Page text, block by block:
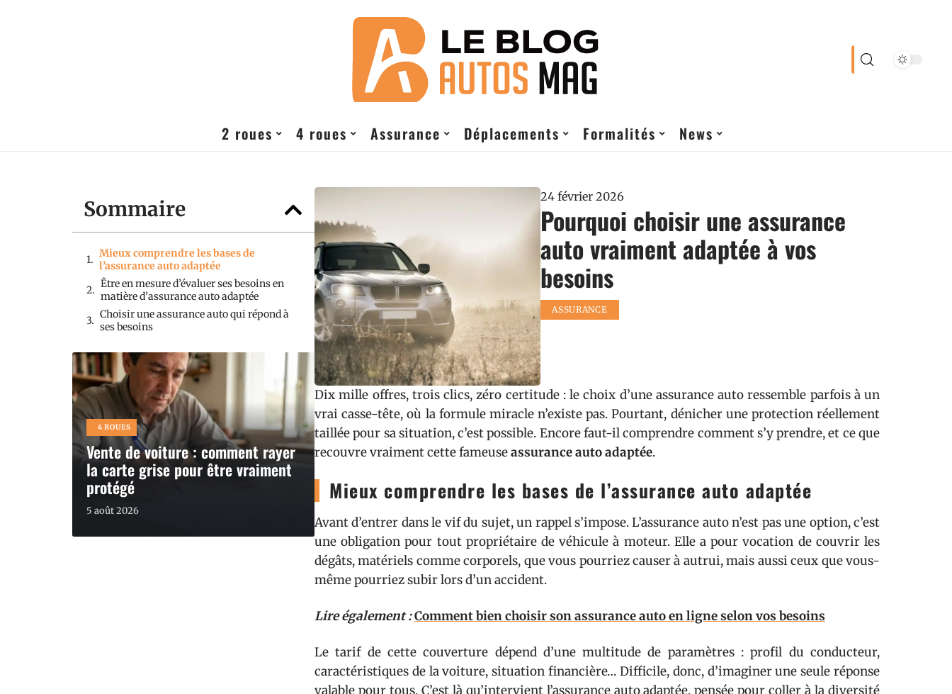
2 roues 4 roues Assurance Déplacements Formalités News
Sommaire
Mieux comprendre les bases de
l’assurance auto adaptée
Être en mesure d’évaluer ses besoins en
matière d’assurance auto adaptée
Choisir une assurance auto qui répond à
ses besoins
4 ROUES
Vente de voiture : comment rayer
la carte grise pour être vraiment
protégé
5 août 2026
24 février 2026
Pourquoi choisir une assurance
auto vraiment adaptée à vos
besoins
ASSURANCE
Dix mille offres, trois clics, zéro certitude : le choix d’une assurance auto ressemble parfois à un
vrai casse-tête, où la formule miracle n’existe pas. Pourtant, dénicher une protection réellement
taillée pour sa situation, c’est possible. Encore faut-il comprendre comment s’y prendre, et ce que
recouvre vraiment cette fameuseassurance auto adaptée.
Mieux comprendre les bases de l’assurance auto adaptée
Avant d’entrer dans le vif du sujet, un rappel s’impose. L’assurance auto n’est pas une option, c’est
une obligation pour tout propriétaire de véhicule à moteur. Elle a pour vocation de couvrir les
dégâts, matériels comme corporels, que vous pourriez causer à autrui, mais aussi ceux que vous-
même pourriez subir lors d’un accident.
Lire également :Comment bien choisir son assurance auto en ligne selon vos besoins
Le tarif de cette couverture dépend d’une multitude de paramètres : profil du conducteur,
caractéristiques de la voiture, situation financière… Difficile, donc, d’imaginer une seule réponse
valable pour tous. C’est là qu’intervient l’assurance auto adaptée, pensée pour coller à la diversité